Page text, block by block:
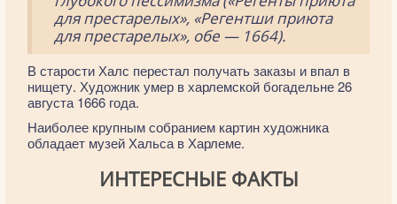
для престарелых», «Регентши приюта
для престарелых», обе — 1664).
В старости Халс перестал получать заказы и впал в
нищету. Художник умер в харлемской богадельне 26
августа 1666 года.
Наиболее крупным собранием картин художника
обладает музей Хальса в Харлеме.
ИНТЕРЕСНЫЕ ФАКТЫ